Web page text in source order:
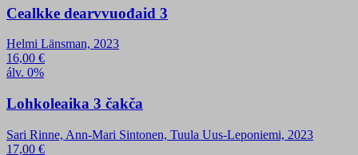
Cealkke dearvvuođaid 3
Helmi Länsman, 2023
16,00 €
álv. 0%
Lohkoleaika 3 čakča
Sari Rinne, Ann-Mari Sintonen, Tuula Uus-Leponiemi, 2023
17,00 €